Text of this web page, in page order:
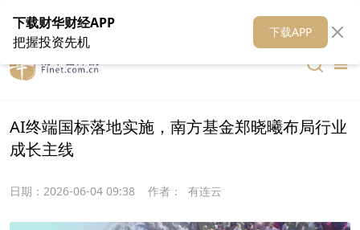
在线客服 关于我们 财华媒体矩阵 财华智库
AI终端国标落地实施，南方基金郑晓曦布局行业
成长主线
日期： 2026-06-04 09:38 作者： 有连云
下载财华财经APP
把握投资先机
下载APP